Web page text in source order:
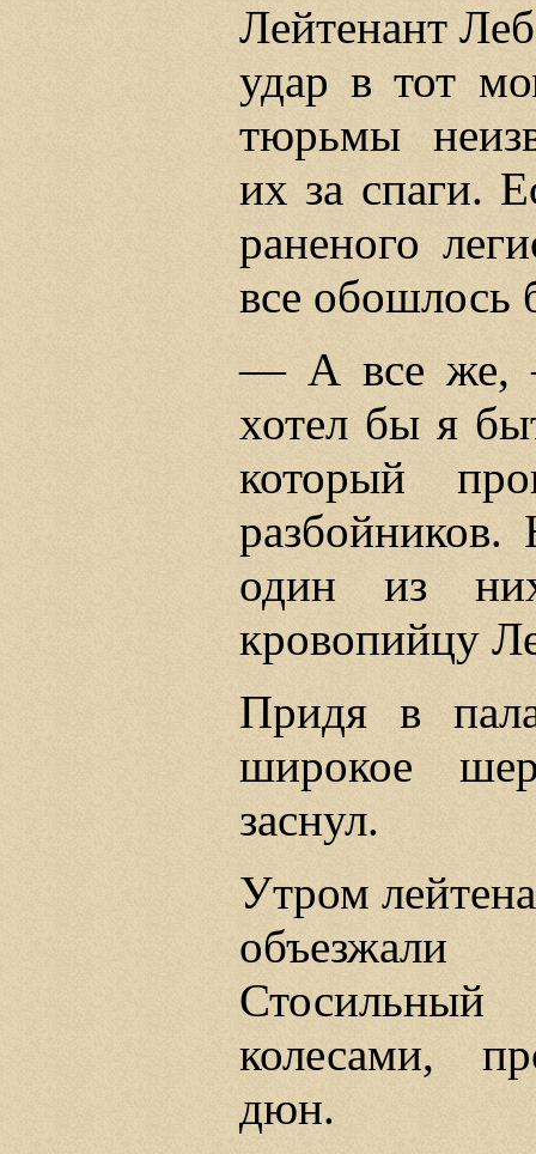
Лейтенант
удар в тот
тюрьмы
их за cпаги.
раненого
все обошлось
— А все же,
хотел бы я
который
один из
кровопийцу
Придя в
широкое
заснул.
Утром
колесами,
дюн.